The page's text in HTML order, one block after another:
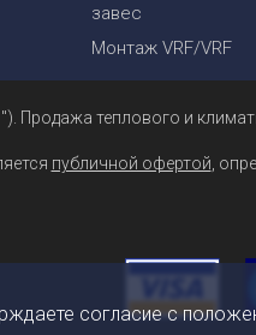
завес
Монтаж VRF/VRF
теплового и
публичной офертой,
согласие с